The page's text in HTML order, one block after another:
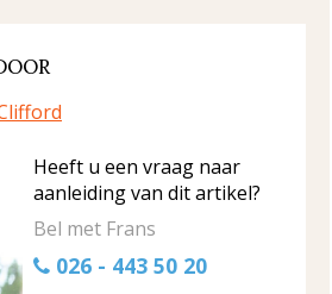
Heeft u een vraag naar
aanleiding van dit artikel?
Bel met Frans
026 - 443 50 20